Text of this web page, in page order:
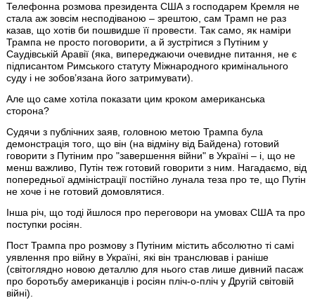
Телефонна розмова президента США з господарем Кремля не
стала аж зовсім несподіваною – зрештою, сам Трамп не раз
казав, що хотів би пошвидше її провести. Так само, як наміри
Трампа не просто поговорити, а й зустрітися з Путіним у
Саудівській Аравії (яка, випереджаючи очевидне питання, не є
підписантом Римського статуту Міжнародного кримінального
суду і не зобов’язана його затримувати).
Але що саме хотіла показати цим кроком американська
сторона?
Судячи з публічних заяв, головною метою Трампа була
демонстрація того, що він (на відміну від Байдена) готовий
говорити з Путіним про "завершення війни" в Україні – і, що не
менш важливо, Путін теж готовий говорити з ним. Нагадаємо, від
попередньої адміністрації постійно лунала теза про те, що Путін
не хоче і не готовий домовлятися.
Інша річ, що тоді йшлося про переговори на умовах США та про
поступки росіян.
Пост Трампа про розмову з Путіним містить абсолютно ті самі
уявлення про війну в Україні, які він транслював і раніше
(світоглядно новою деталлю для нього став лише дивний пасаж
про боротьбу американців і росіян пліч-о-пліч у Другій світовій
війні).